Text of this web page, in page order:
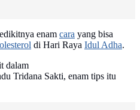
enam cara yang bisa
di Hari Raya Idul Adha.
dalam
Tridana Sakti, enam tips itu